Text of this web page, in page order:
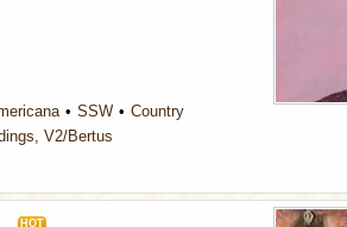
SSW
Country
V2/Bertus
HOT